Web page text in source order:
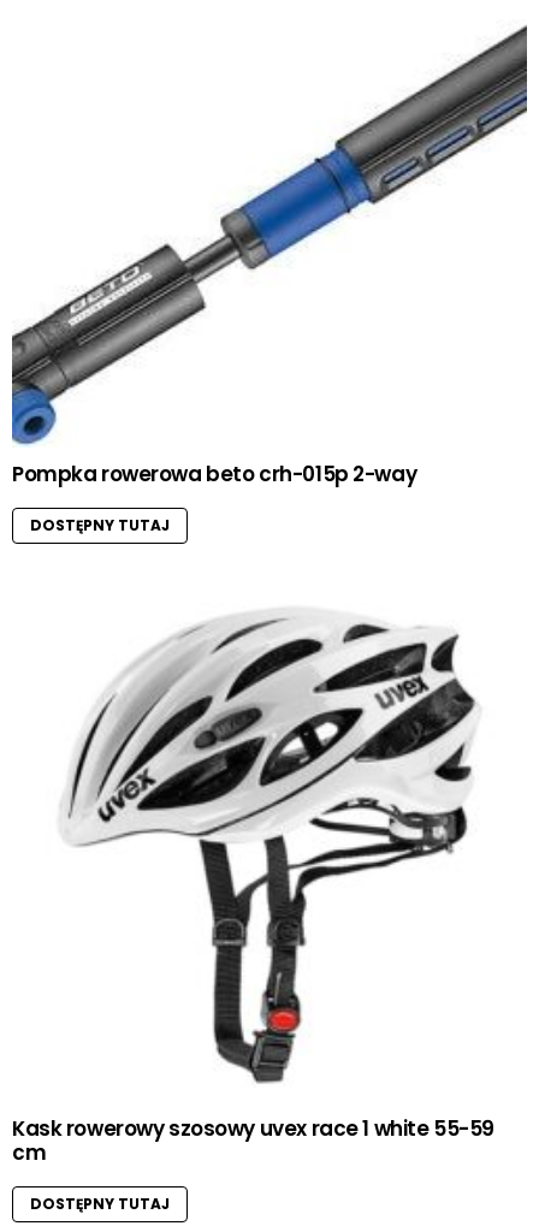
Pompka rowerowa beto crh-015p 2-way
DOSTĘPNY TUTAJ
Kask rowerowy szosowy uvex race 1 white 55-59
cm
DOSTĘPNY TUTAJ